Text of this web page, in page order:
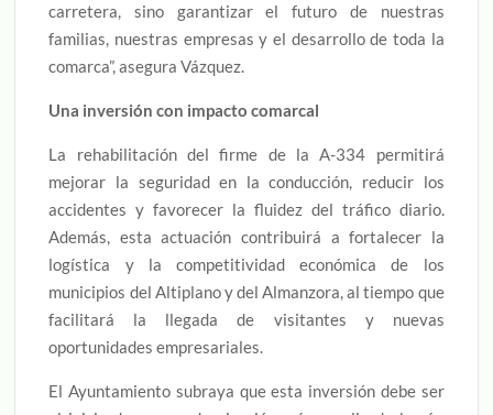
carretera, sino garantizar el futuro de nuestras
familias, nuestras empresas y el desarrollo de toda la
comarca”, asegura Vázquez.
Una inversión con impacto comarcal
La rehabilitación del firme de la A-334 permitirá
mejorar la seguridad en la conducción, reducir los
accidentes y favorecer la fluidez del tráfico diario.
Además, esta actuación contribuirá a fortalecer la
logística y la competitividad económica de los
municipios del Altiplano y del Almanzora, al tiempo que
facilitará la llegada de visitantes y nuevas
oportunidades empresariales.
El Ayuntamiento subraya que esta inversión debe ser